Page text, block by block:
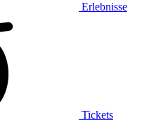
Erlebnisse
Tickets